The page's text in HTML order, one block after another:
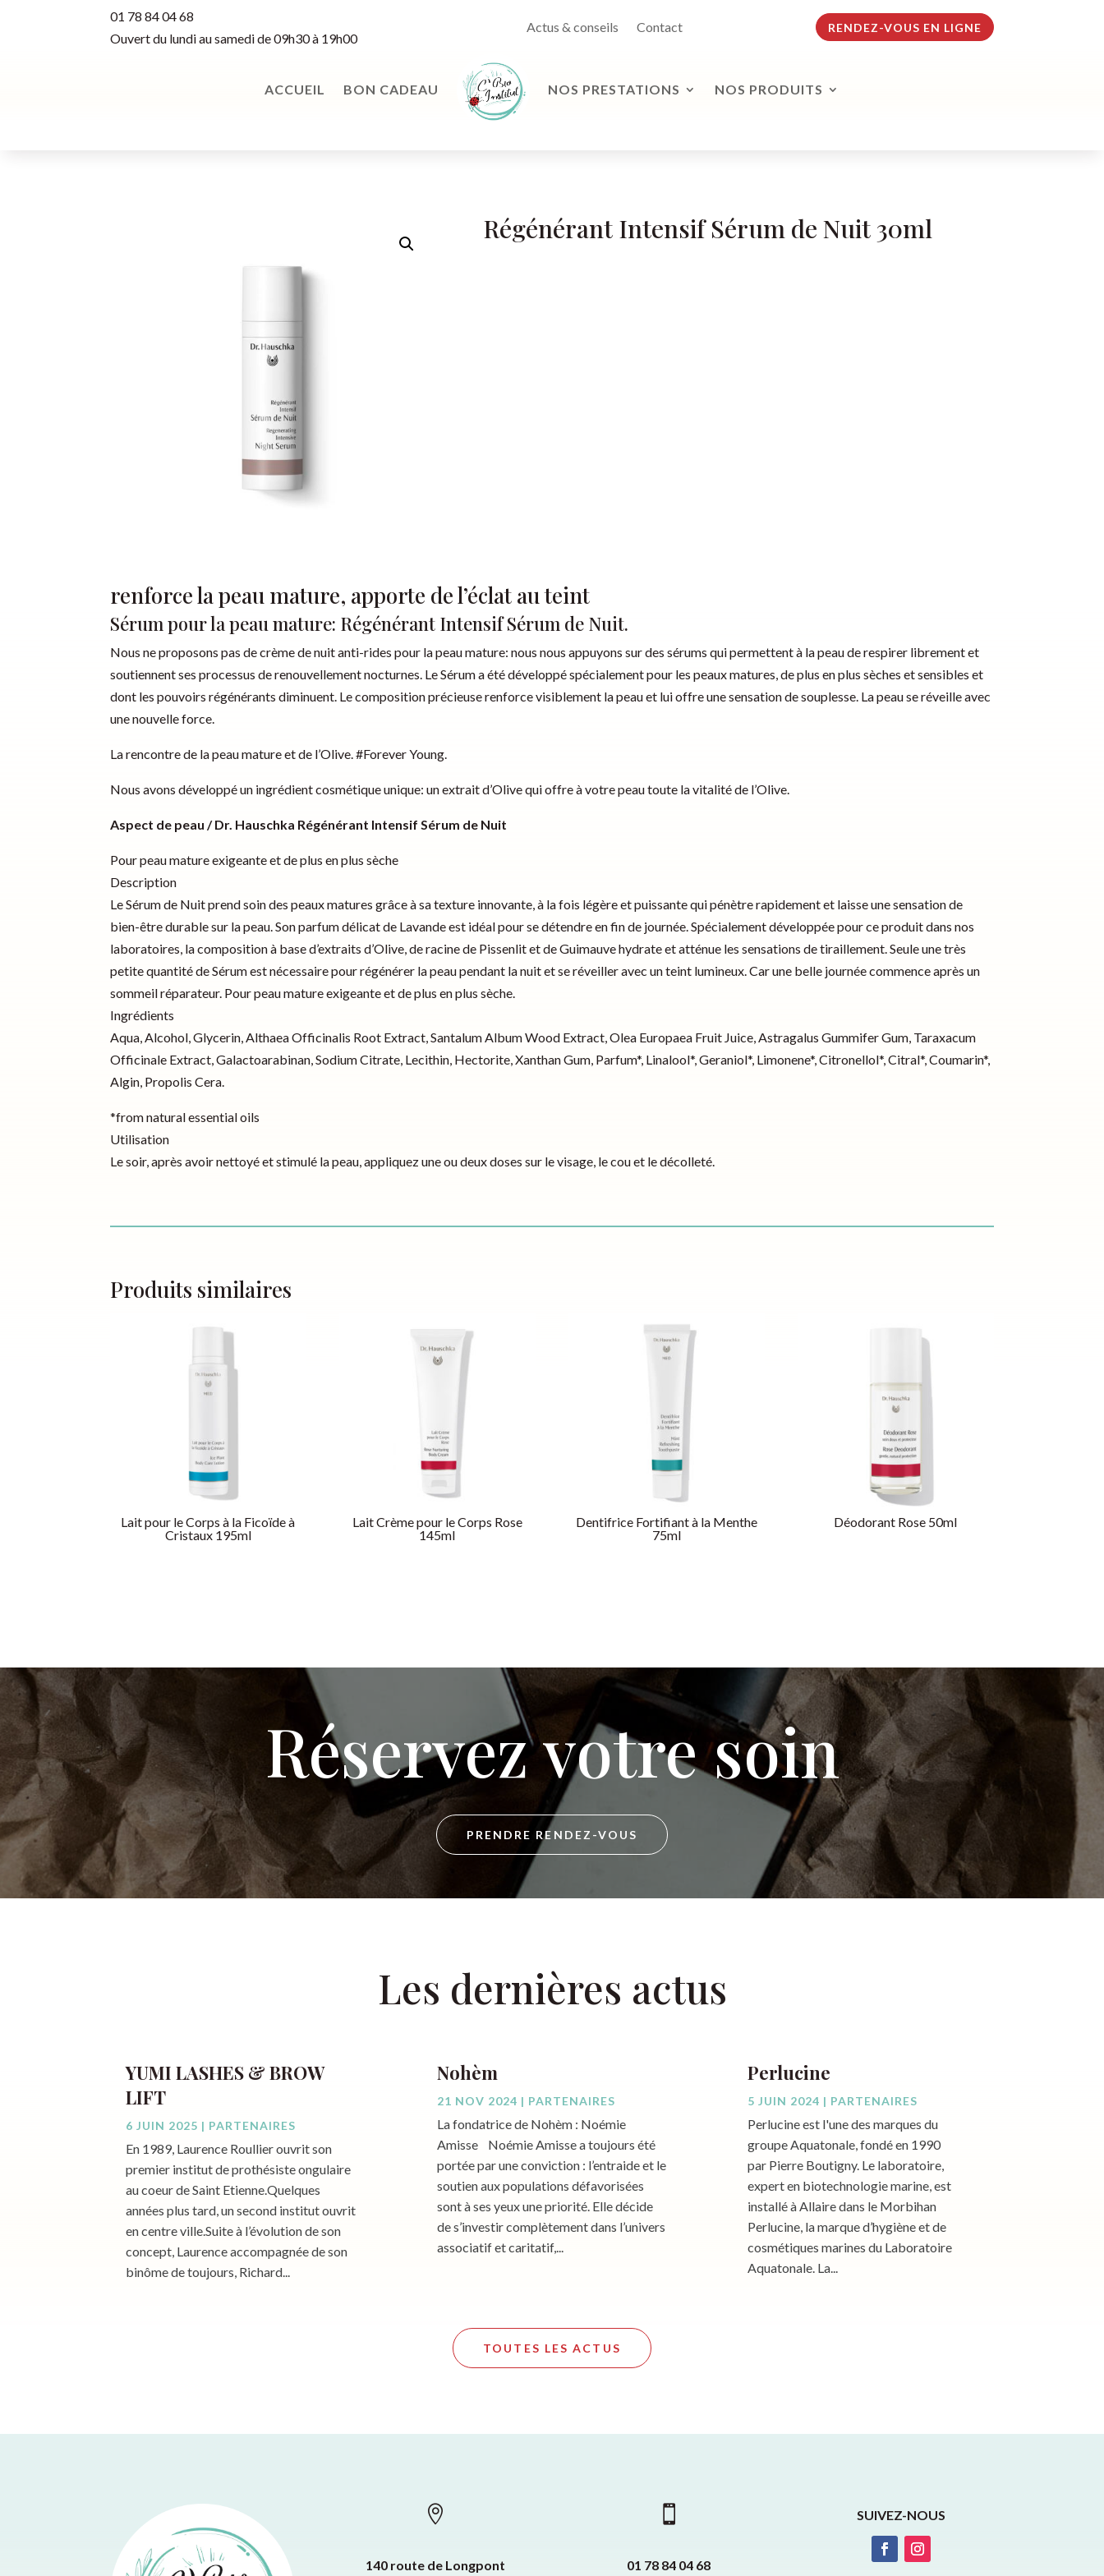
01 78 84 04 68
Ouvert du lundi au samedi de 09h30 à 19h00
Actus & conseils Contact RENDEZ-VOUS EN LIGNE
ACCUEIL BON CADEAU NOS PRESTATIONS NOS PRODUITS
Régénérant Intensif Sérum de Nuit 30ml
renforce la peau mature, apporte de l’éclat au teint
Sérum pour la peau mature: Régénérant Intensif Sérum de Nuit.
Nous ne proposons pas de crème de nuit anti-rides pour la peau mature: nous nous appuyons sur des sérums qui permettent à la peau de respirer librement et
soutiennent ses processus de renouvellement nocturnes. Le Sérum a été développé spécialement pour les peaux matures, de plus en plus sèches et sensibles et
dont les pouvoirs régénérants diminuent. Le composition précieuse renforce visiblement la peau et lui offre une sensation de souplesse. La peau se réveille avec
une nouvelle force.
La rencontre de la peau mature et de l’Olive. #Forever Young.
Nous avons développé un ingrédient cosmétique unique: un extrait d’Olive qui offre à votre peau toute la vitalité de l’Olive.
Aspect de peau / Dr. Hauschka Régénérant Intensif Sérum de Nuit
Pour peau mature exigeante et de plus en plus sèche
Description
Le Sérum de Nuit prend soin des peaux matures grâce à sa texture innovante, à la fois légère et puissante qui pénètre rapidement et laisse une sensation de
bien-être durable sur la peau. Son parfum délicat de Lavande est idéal pour se détendre en fin de journée. Spécialement développée pour ce produit dans nos
laboratoires, la composition à base d’extraits d’Olive, de racine de Pissenlit et de Guimauve hydrate et atténue les sensations de tiraillement. Seule une très
petite quantité de Sérum est nécessaire pour régénérer la peau pendant la nuit et se réveiller avec un teint lumineux. Car une belle journée commence après un
sommeil réparateur. Pour peau mature exigeante et de plus en plus sèche.
Ingrédients
Aqua, Alcohol, Glycerin, Althaea Officinalis Root Extract, Santalum Album Wood Extract, Olea Europaea Fruit Juice, Astragalus Gummifer Gum, Taraxacum
Officinale Extract, Galactoarabinan, Sodium Citrate, Lecithin, Hectorite, Xanthan Gum, Parfum*, Linalool*, Geraniol*, Limonene*, Citronellol*, Citral*, Coumarin*,
Algin, Propolis Cera.
*from natural essential oils
Utilisation
Le soir, après avoir nettoyé et stimulé la peau, appliquez une ou deux doses sur le visage, le cou et le décolleté.
Produits similaires
Lait pour le Corps à la Ficoïde à
Cristaux 195ml
Lait Crème pour le Corps Rose
145ml
Dentifrice Fortifiant à la Menthe
75ml
Déodorant Rose 50ml
Réservez votre soin
PRENDRE RENDEZ-VOUS
Les dernières actus
YUMI LASHES & BROW
LIFT
6 JUIN 2025 | PARTENAIRES
En 1989, Laurence Roullier ouvrit son
premier institut de prothésiste ongulaire
au coeur de Saint Etienne.Quelques
années plus tard, un second institut ouvrit
en centre ville.Suite à l’évolution de son
concept, Laurence accompagnée de son
binôme de toujours, Richard...
Nohèm
21 NOV 2024 | PARTENAIRES
La fondatrice de Nohèm : Noémie
Amisse Noémie Amisse a toujours été
portée par une conviction : l’entraide et le
soutien aux populations défavorisées
sont à ses yeux une priorité. Elle décide
de s’investir complètement dans l’univers
associatif et caritatif,...
Perlucine
5 JUIN 2024 | PARTENAIRES
Perlucine est l'une des marques du
groupe Aquatonale, fondé en 1990
par Pierre Boutigny. Le laboratoire,
expert en biotechnologie marine, est
installé à Allaire dans le Morbihan
Perlucine, la marque d’hygiène et de
cosmétiques marines du Laboratoire
Aquatonale. La...
TOUTES LES ACTUS

140 route de Longpont

01 78 84 04 68
SUIVEZ-NOUS